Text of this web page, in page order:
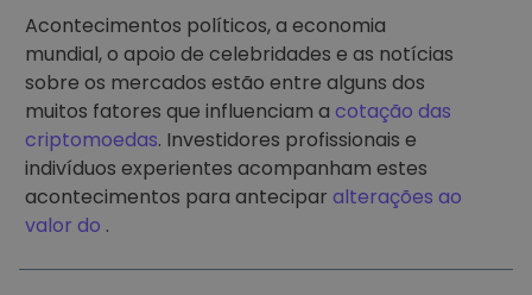
Acontecimentos políticos, a economia
mundial, o apoio de celebridades e as notícias
sobre os mercados estão entre alguns dos
muitos fatores que influenciam a cotação das
criptomoedas. Investidores profissionais e
indivíduos experientes acompanham estes
acontecimentos para antecipar alterações ao
valor do .